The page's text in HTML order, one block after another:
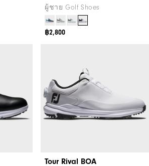
ผู้ชาย Golf Shoes
฿2,800
Tour Rival BOA